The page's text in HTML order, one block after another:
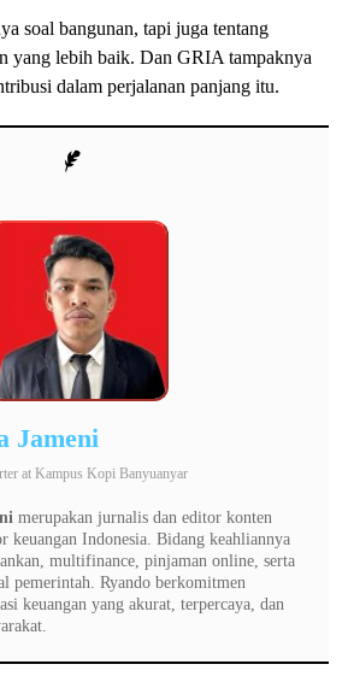
soal bangunan, tapi juga tentang
yang lebih baik. Dan GRIA tampaknya
dalam perjalanan panjang itu.
Jameni
at Kampus Kopi Banyuanyar
merupakan jurnalis dan editor konten
keuangan Indonesia. Bidang keahliannya
multifinance, pinjaman online, serta
pemerintah. Ryando berkomitmen
keuangan yang akurat, terpercaya, dan